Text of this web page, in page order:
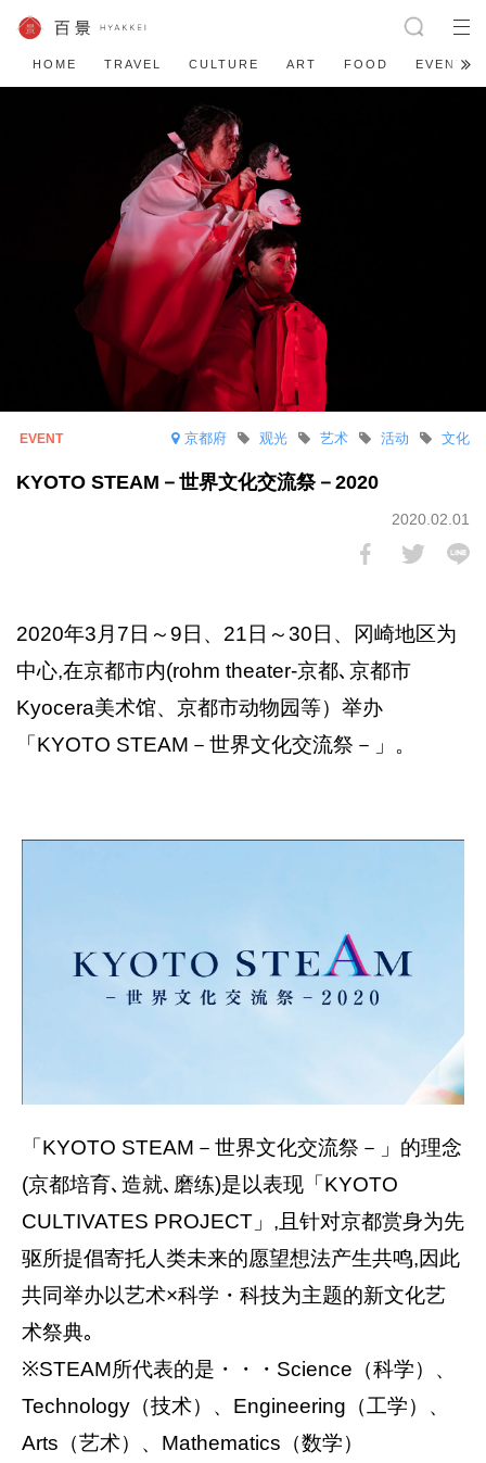
HOME TRAVEL CULTURE ART FOOD EVENT
京都府 文化
活动
艺术
观光
KYOTO STEAM－世界文化交流祭－2020
2020.02.01
2020年3月7日～9日、21日～30日、冈崎地区为
中心,在京都市内(rohm theater-京都､京都市
Kyocera美术馆、京都市动物园等）举办
「KYOTO STEAM－世界文化交流祭－」。
「KYOTO STEAM－世界文化交流祭－」的理念
(京都培育､造就､磨练)是以表现「KYOTO
CULTIVATES PROJECT」,且针对京都赏身为先
驱所提倡寄托人类未来的愿望想法产生共鸣,因此
共同举办以艺术×科学・科技为主题的新文化艺
术祭典｡
※STEAM所代表的是・・・Science（科学）、
Technology（技术）、Engineering（工学）、
Arts（艺术）、Mathematics（数学）